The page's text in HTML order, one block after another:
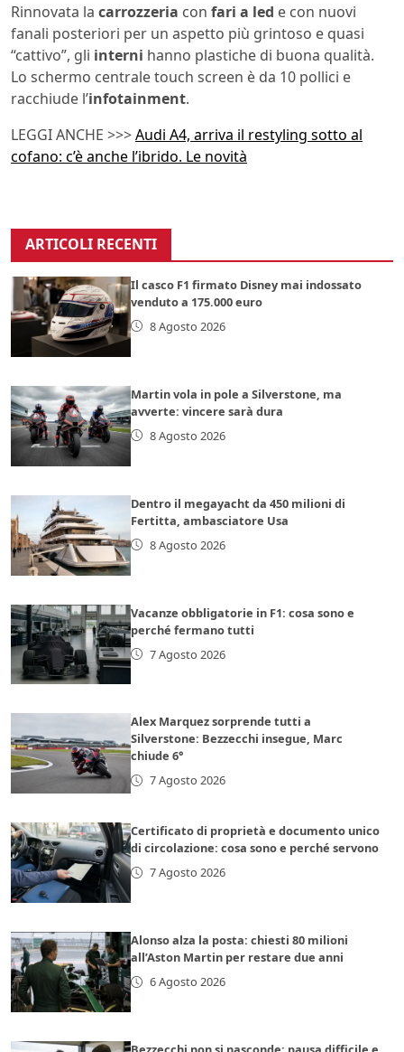
Rinnovata la carrozzeria con fari a led e con nuovi
fanali posteriori per un aspetto più grintoso e quasi
“cattivo”, gli interni hanno plastiche di buona qualità.
Lo schermo centrale touch screen è da 10 pollici e
racchiude l’infotainment.
LEGGI ANCHE >>>Audi A4, arriva il restyling sotto al
cofano: c’è anche l’ibrido. Le novità
ARTICOLI RECENTI
Il casco F1 firmato Disney mai indossato
venduto a 175.000 euro
8 Agosto 2026
Martin vola in pole a Silverstone, ma
avverte: vincere sarà dura
8 Agosto 2026
Dentro il megayacht da 450 milioni di
Fertitta, ambasciatore Usa
8 Agosto 2026
Vacanze obbligatorie in F1: cosa sono e
perché fermano tutti
7 Agosto 2026
Alex Marquez sorprende tutti a
Silverstone: Bezzecchi insegue, Marc
chiude 6°
7 Agosto 2026
Certificato di proprietà e documento unico
di circolazione: cosa sono e perché servono
7 Agosto 2026
Alonso alza la posta: chiesti 80 milioni
all’Aston Martin per restare due anni
6 Agosto 2026